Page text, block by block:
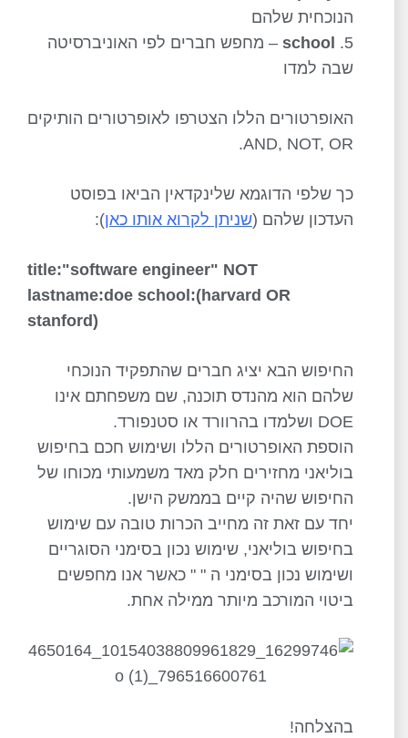
הנוכחית שלהם
school– מחפש חברים לפי האוניברסיטה
שבה למדו
האופרטורים הללו הצטרפו לאופרטורים הותיקים
AND, NOT, OR.
כך שלפי הדוגמא שלינקדאין הביאו בפוסט
העדכון שלהם (שניתן לקרוא אותו כאן):
title:"software engineer" NOT
lastname:doe school:(harvard OR
stanford)
החיפוש הבא יציג חברים שהתפקיד הנוכחי
שלהם הוא מהנדס תוכנה, שם משפחתם אינו
DOE ושלמדו בהרוורד או סטנפורד.
הוספת האופרטורים הללו ושימוש חכם בחיפוש
בוליאני מחזירים חלק מאד משמעותי מכוחו של
החיפוש שהיה קיים בממשק הישן.
יחד עם זאת זה מחייב הכרות טובה עם שימוש
בחיפוש בוליאני, שימוש נכון בסימני הסוגריים
ושימוש נכון בסימני ה " " כאשר אנו מחפשים
ביטוי המורכב מיותר ממילה אחת.
בהצלחה!